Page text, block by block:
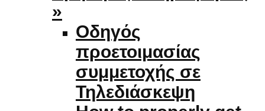
»
Οδηγός
προετοιμασίας
συμμετοχής σε
Τηλεδιάσκεψη